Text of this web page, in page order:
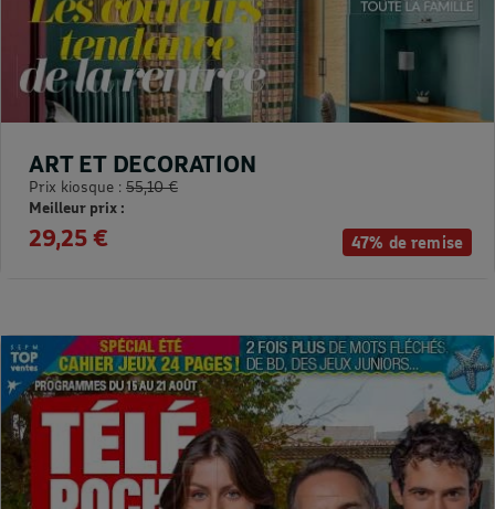
47% de remise
ART ET DECORATION
Prix kiosque : 55,10 €
Meilleur prix :
29,25 €